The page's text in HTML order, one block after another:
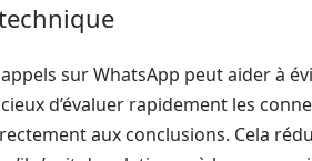
sur WhatsApp peut aider à
d’évaluer rapidement les
aux conclusions. Cela